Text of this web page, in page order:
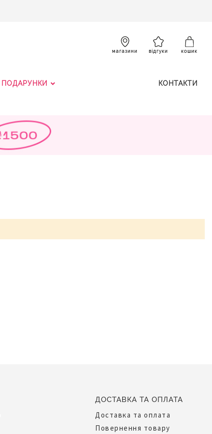
магазини відгуки кошик
ПОДАРУНКИ КОНТАКТИ
ДОСТАВКА ТА ОПЛАТА
Доставка та оплата
Повернення товару